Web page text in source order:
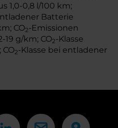
1,0-0,8 l/100 km;
Batterie
CO2-Emissionen
g/km; CO2-Klasse
2-Klasse bei entladener